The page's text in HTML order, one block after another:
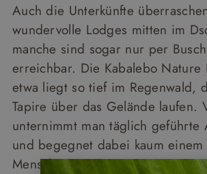
Auch die Unterkünfte
wundervolle Lodges mitten im
manche sind sogar nur per
erreichbar. Die Kabalebo Nature
etwa liegt so tief im Regenwald,
Tapire über das Gelände laufen.
unternimmt man täglich geführte
und begegnet dabei kaum
Menschen.